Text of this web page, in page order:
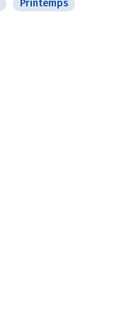
Printemps